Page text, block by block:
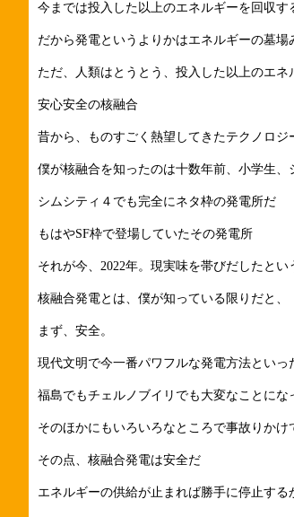
今までは投入した以上のエネルギーを回収す
だから発電というよりかはエネルギーの墓場
ただ、人類はとうとう、投入した以上のエネ
安心安全の核融合
昔から、ものすごく熱望してきたテクノロジ
僕が核融合を知ったのは十数年前、小学生
シムシティ４でも完全にネタ枠の発電所だ
もはやSF枠で登場していたその発電所
それが今、2022年。現実味を帯びだしたとい
核融合発電とは、僕が知っている限りだと、
まず、安全。
現代文明で今一番パワフルな発電方法とい
福島でもチェルノブイリでも大変なことにな
そのほかにもいろいろなところで事故りかけ
その点、核融合発電は安全だ
エネルギーの供給が止まれば勝手に停止す